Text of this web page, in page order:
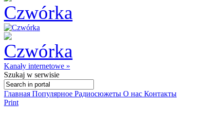
Kanały internetowe »
Szukaj w serwisie
Главная Популярное Радиосюжеты О нас Контакты
Print